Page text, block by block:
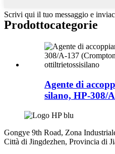
Scrivi qui il tuo messaggio e
Prodottocategorie
Agente di
silano, HP-308/
Gongye 9th Road, Zona
Città di Jingdezhen, Provincia di